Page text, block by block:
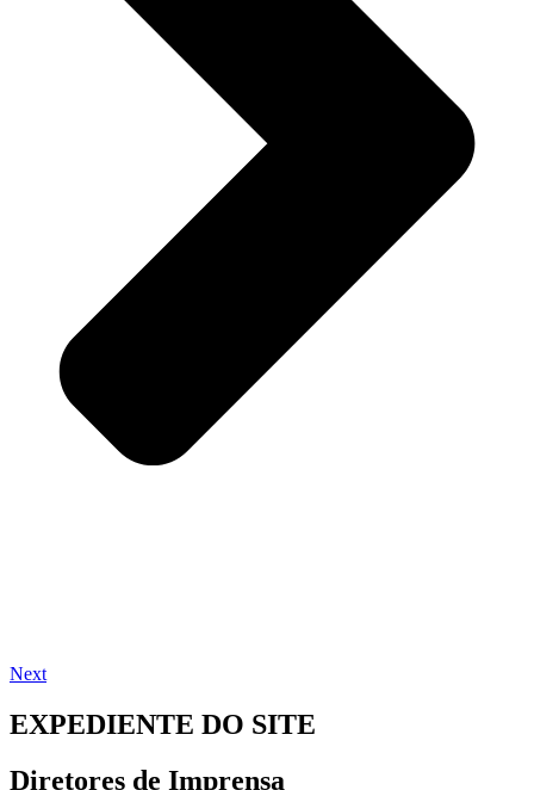
Next
EXPEDIENTE DO SITE
Diretores de Imprensa